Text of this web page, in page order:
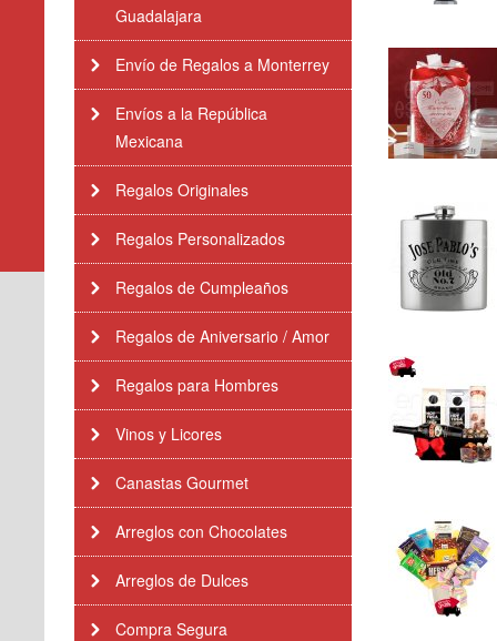
Guadalajara
Envío de Regalos a Monterrey
Envíos a la República
Mexicana
Regalos Originales
Regalos Personalizados
Regalos de Cumpleaños
Regalos de Aniversario / Amor
Regalos para Hombres
Vinos y Licores
Canastas Gourmet
Arreglos con Chocolates
Arreglos de Dulces
Compra Segura